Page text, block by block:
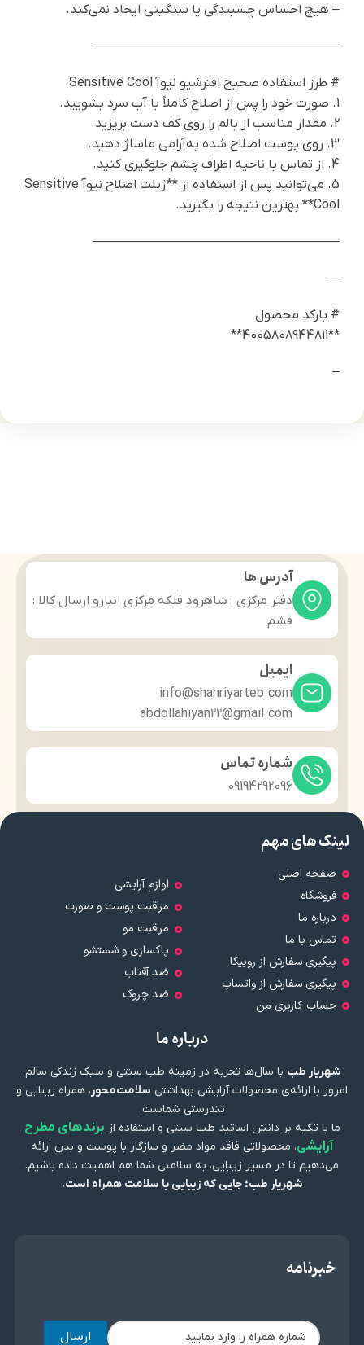
– هیچ احساس چسبندگی یا سنگینی ایجاد نمی‌کند.
———————————————————
# طرز استفاده صحیح افترشیو نیوآ Sensitive Cool
1. صورت خود را پس از اصلاح کاملاً با آب سرد بشویید.
2. مقدار مناسب از بالم را روی کف دست بریزید.
3. روی پوست اصلاح شده به‌آرامی ماساژ دهید.
4. از تماس با ناحیه اطراف چشم جلوگیری کنید.
5. می‌توانید پس از استفاده از **ژیلت اصلاح نیوآ Sensitive
Cool** بهترین نتیجه را بگیرید.
———————————————————
—
# بارکد محصول
**4005808944811**
–
آدرس ها
دفتر مرکزی : شاهرود فلکه مرکزی انبارو ارسال کالا :
قشم
ایمیل
info@shahriyarteb.com
abdollahiyan22@gmail.com
شماره تماس
09194292096
لینک های مهم
صفحه اصلی
فروشگاه
درباره ما
تماس با ما
پیگیری سفارش از روبیکا
پیگیری سفارش از واتساپ
حساب کاربری من
لوازم آرایشی
مراقبت پوست و صورت
مراقبت مو
پاکسازی و شستشو
ضد آفتاب
ضد چروک
درباره ما
شهریار طب با سال‌ها تجربه در زمینه طب سنتی و سبک زندگی سالم،
امروز با ارائه‌ی محصولات آرایشی بهداشتی سلامت‌محور، همراه زیبایی و
تندرستی شماست.
ما با تکیه بر دانش اساتید طب سنتی و استفاده از برندهای مطرح
آرایشی، محصولاتی فاقد مواد مضر و سازگار با پوست و بدن ارائه
می‌دهیم تا در مسیر زیبایی، به سلامتی شما هم اهمیت داده باشیم.
شهریار طب؛ جایی که زیبایی با سلامت همراه است.
خبرنامه
ارسال